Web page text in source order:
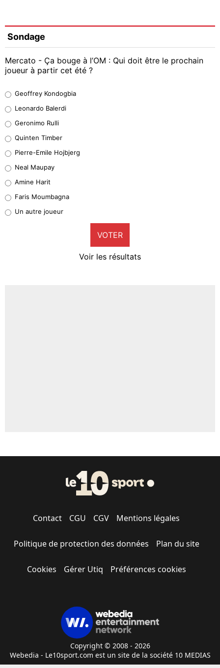
Sondage
Mercato - Ça bouge à l’OM : Qui doit être le prochain
joueur à partir cet été ?
38%
32%
4%
1%
9%
Geoffrey Kondogbia
Leonardo Balerdi
Geronimo Rulli
Quinten Timber
Pierre-Emile Hojbjerg
Neal Maupay
Amine Harit
Faris Moumbagna
Un autre joueur
VOTER
Voir les résultats
Contact CGU CGV Mentions légales
Politique de protection des données Plan du site
Cookies Gérer Utiq Préférences cookies
Copyright © 2008 - 2026
Webedia - Le10sport.com est un site de la société 10 MEDIAS